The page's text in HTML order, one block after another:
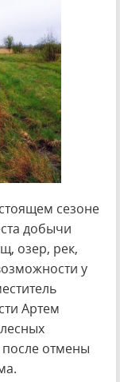
сезоне
добычи
озер, рек,
у
Артем
отмены